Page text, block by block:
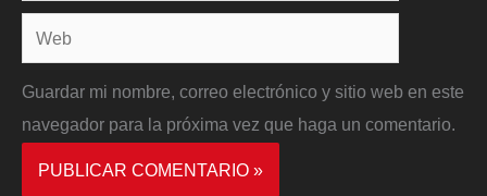
Web
Guardar mi nombre, correo electrónico y sitio web en este
navegador para la próxima vez que haga un comentario.